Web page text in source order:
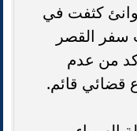
كثفت في
سفر القصر
من عدم
قضائي قائم.